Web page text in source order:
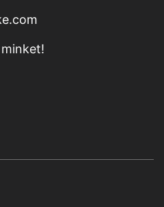
minket!